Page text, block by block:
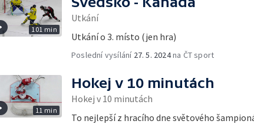
101 min
Utkání
Utkání o 3. místo (jen hra)
Poslední vysílání 27. 5. 2024na ČT sport
11 min
Hokej v 10 minutách
Hokej v 10 minutách
To nejlepší z hracího dne světového